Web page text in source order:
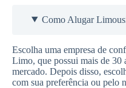
Como Alugar
Escolha uma empresa de
Limo, que possui mais de 30
mercado. Depois disso,
com sua preferência ou pelo